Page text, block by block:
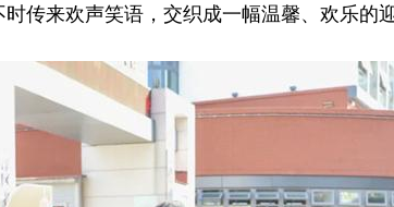
传来欢声笑语，交织成一幅温馨、欢乐的迎